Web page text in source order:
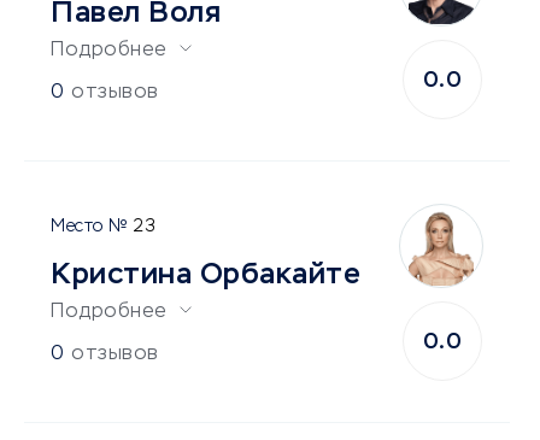
Павел Воля
Подробнее
0 отзывов
0.0
23
Кристина Орбакайте
Подробнее
0 отзывов
0.0